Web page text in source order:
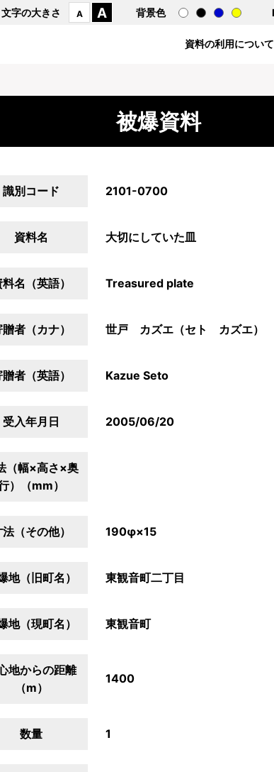
文字の大きさ A A 背景色
資料の利用について
被爆資料
識別コード 2101-0700
資料名 大切にしていた皿
名（英語） Treasured plate
者（カナ） 世戸 カズエ（セト カズエ）
者（英語） Kazue Seto
受入年月日 2005/06/20
（幅×高さ×奥
）（mm）
（その他） 190φ×15
地（旧町名） 東観音町二丁目
地（現町名） 東観音町
地からの距離
（m）
1400
数量 1